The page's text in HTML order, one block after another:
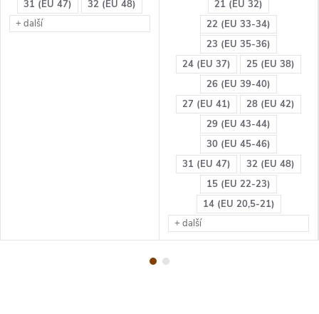
31 (EU 47)
32 (EU 48)
+ další
21 (EU 32)
22 (EU 33-34)
23 (EU 35-36)
24 (EU 37)
25 (EU 38)
26 (EU 39-40)
27 (EU 41)
28 (EU 42)
29 (EU 43-44)
30 (EU 45-46)
31 (EU 47)
32 (EU 48)
15 (EU 22-23)
14 (EU 20,5-21)
+ další